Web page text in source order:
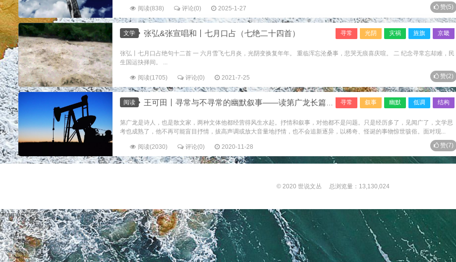
阅读(838) 评论(0) 2025-1-27 赞(5)
文学 寻常 光阴 灾祸 旌旗 京畿
张弘&张宣唱和丨七月口占（七绝二十四首）
张弘丨七月口占绝句十二首 一 六月雪飞七月炎，光阴变换复年年。 重临浑忘沧桑事，悲哭无痕喜庆喧。 二 纪念寻常忘却难，民
生国运抉择间。 ...
阅读(1705) 评论(0) 2021-7-25 赞(2)
阅读 寻常 叙事 幽默 低调 结构
王可田丨寻常与不寻常的幽默叙事——读第广龙长篇小说《有谁见过呜呼鸟》
第广龙是诗人，也是散文家，两种文体他都经营得风生水起。抒情和叙事，对他都不是问题。只是经历多了，见闻广了，文学思
考也成熟了，他不再可能盲目抒情，拔高声调或放大音量地抒情，也不会追新逐异，以稀奇、怪诞的事物惊世骇俗。面对现...
阅读(2030) 评论(0) 2020-11-28 赞(7)
© 2020 世说文丛 总浏览量：13,130,024
sitemap